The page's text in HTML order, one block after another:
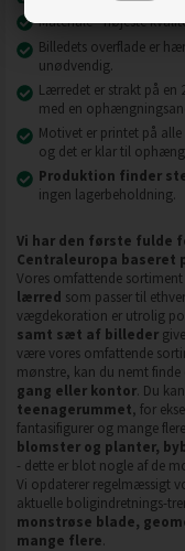
Materiale - højeste
Billedets overflade er
unødvendig.
Lærredet er strakt på en
med en
Motivet er printet på
og det er klar til
Produktion finder
ingen lagerbeholdning.
Vi har den første fulde
Centraleuropa baseret
Vores omfattende
lærred som passer til
vægdekoration er utrolig
samt sæt af billeder
være vores omfattende
mønstre, kan du nemt finde
gang eller kontor. Du
teenagerummet, for
fantasifigurer og mange
blomster og planter,
- dette er blot nogle af de
Vi opdaterer regelmæssigt
aktuelle boligindretnings-
monstrøse blade,
mange flere.